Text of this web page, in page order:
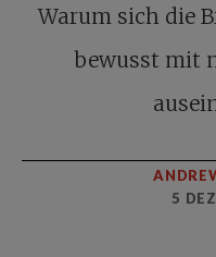
Warum sich die
bewusst mit
5